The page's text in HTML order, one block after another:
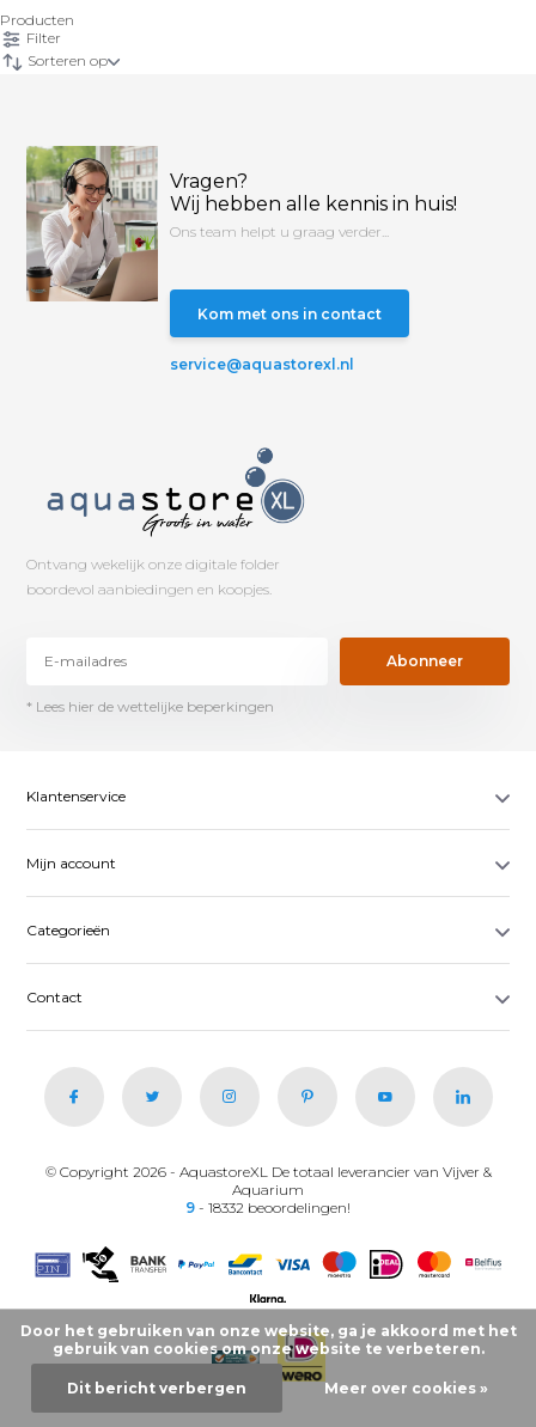
Producten
Filter
Sorteren op
Vragen?
Wij hebben alle kennis in huis!
Ons team helpt u graag verder...
Kom met ons in contact
service@aquastorexl.nl
Ontvang wekelijk onze digitale folder
boordevol aanbiedingen en koopjes.
Abonneer
* Lees hier de wettelijke beperkingen
Klantenservice
Mijn account
Categorieën
Contact
© Copyright 2026 - AquastoreXL De totaal leverancier van Vijver &
Aquarium
9 - 18332 beoordelingen!
Door het gebruiken van onze website, ga je akkoord met het
gebruik van cookies om onze website te verbeteren.
Dit bericht verbergen Meer over cookies »